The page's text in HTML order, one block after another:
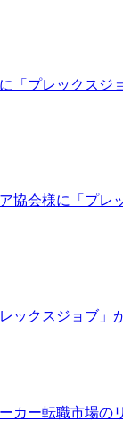
「プレックスジ
協会様に「プレ
ックスジョブ」
カー転職市場の